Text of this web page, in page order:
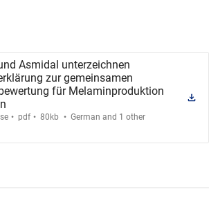
Asmidal unterzeichnen
zur gemeinsamen
für Melaminproduktion
. pdf . 80kb . German and 1 other